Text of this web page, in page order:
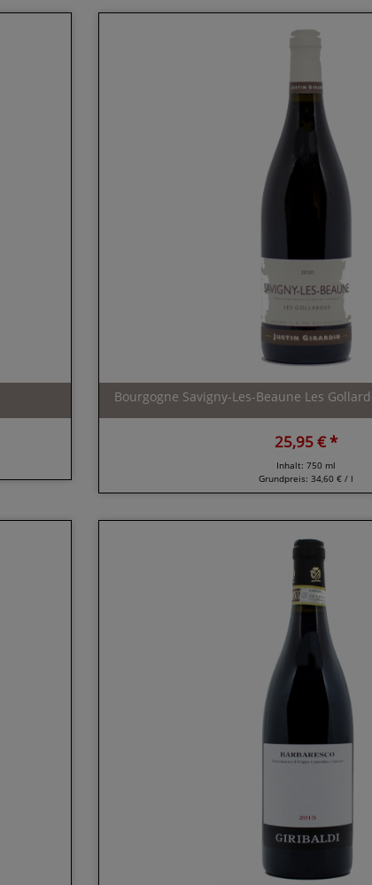
Bourgogne Savigny-Les-Beaune Les
25,95 € *
Inhalt: 750 ml
Grundpreis: 34,60 € / l